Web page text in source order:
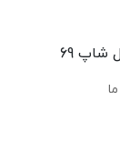
شاپ 69